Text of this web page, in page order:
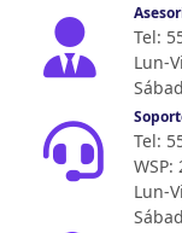
Tel:
Lun-
Tel:
WSP:
Lun-